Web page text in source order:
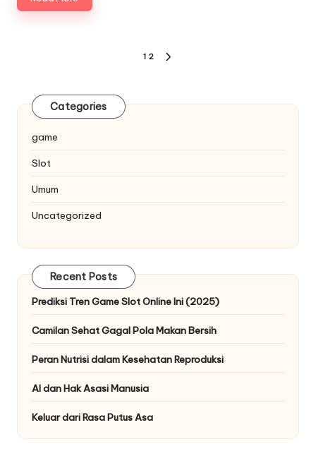
1 2
Categories
game
Slot
Umum
Uncategorized
Recent Posts
Prediksi Tren Game Slot Online Ini (2025)
Camilan Sehat Gagal Pola Makan Bersih
Peran Nutrisi dalam Kesehatan Reproduksi
AI dan Hak Asasi Manusia
Keluar dari Rasa Putus Asa